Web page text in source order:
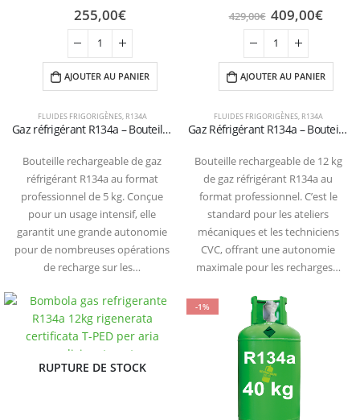
FLUIDES FRIGORIGÈNES, R134A
Gaz réfrigérant R134a – Bouteille rechargeable de 5 kg (certifiée T-PED / EN 13322-1)
Bouteille rechargeable de gaz
réfrigérant R134a au format
professionnel de 5 kg. Conçue
pour un usage intensif, elle
garantit une grande autonomie
pour de nombreuses opérations
de recharge sur les…
255,00€
AJOUTER AU PANIER
FLUIDES FRIGORIGÈNES, R134A
Gaz Réfrigérant R134a – Bouteille Rechargeable de 12 kg (Certifiée T-PED / EN 13322-1)
Bouteille rechargeable de 12 kg
de gaz réfrigérant R134a au
format professionnel. C’est le
standard pour les ateliers
mécaniques et les techniciens
CVC, offrant une autonomie
maximale pour les recharges…
429,00€ 409,00€
AJOUTER AU PANIER
RUPTURE DE STOCK
-1%